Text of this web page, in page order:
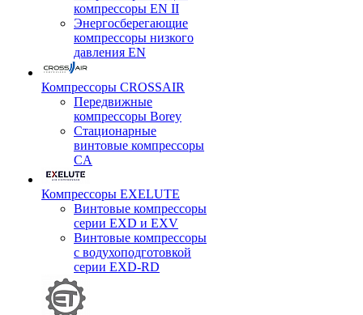
компрессоры EN II
Энергосберегающие
компрессоры низкого
давления EN
Компрессоры CROSSAIR
Передвижные
компрессоры Borey
Стационарные
винтовые компрессоры
CA
Компрессоры EXELUTE
Винтовые компрессоры
серии EXD и EXV
Винтовые компрессоры
с водухоподготовкой
серии EXD-RD